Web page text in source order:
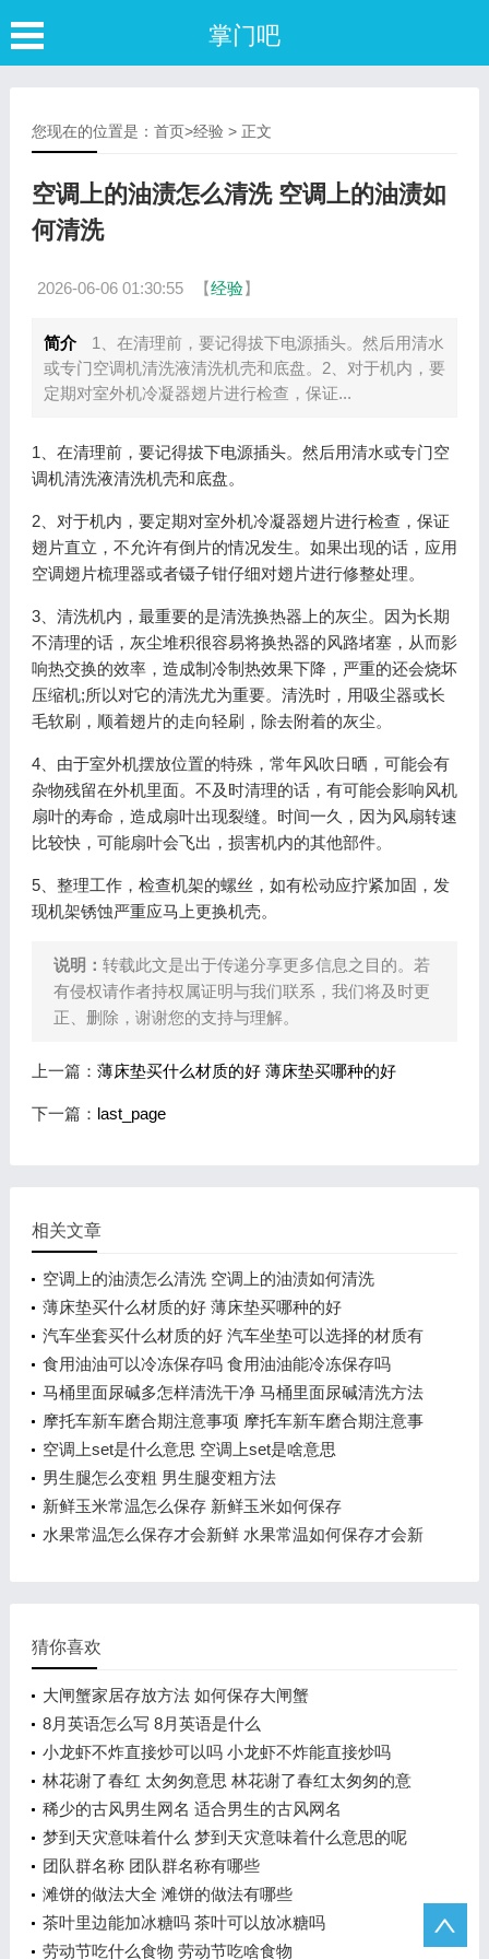
掌门吧
您现在的位置是： 首页>经验> 正文
空调上的油渍怎么清洗 空调上的油渍如
何清洗
2026-06-06 01:30:55 【经验】
简介
1、在清理前，要记得拔下电源插头。然后用清水
或专门空调机清洗液清洗机壳和底盘。2、对于机内，要
定期对室外机冷凝器翅片进行检查，保证...
1、在清理前，要记得拔下电源插头。然后用清水或专门空
调机清洗液清洗机壳和底盘。
2、对于机内，要定期对室外机冷凝器翅片进行检查，保证
翅片直立，不允许有倒片的情况发生。如果出现的话，应用
空调翅片梳理器或者镊子钳仔细对翅片进行修整处理。
3、清洗机内，最重要的是清洗换热器上的灰尘。因为长期
不清理的话，灰尘堆积很容易将换热器的风路堵塞，从而影
响热交换的效率，造成制冷制热效果下降，严重的还会烧坏
压缩机;所以对它的清洗尤为重要。清洗时，用吸尘器或长
毛软刷，顺着翅片的走向轻刷，除去附着的灰尘。
4、由于室外机摆放位置的特殊，常年风吹日晒，可能会有
杂物残留在外机里面。不及时清理的话，有可能会影响风机
扇叶的寿命，造成扇叶出现裂缝。时间一久，因为风扇转速
比较快，可能扇叶会飞出，损害机内的其他部件。
5、整理工作，检查机架的螺丝，如有松动应拧紧加固，发
现机架锈蚀严重应马上更换机壳。
说明： 转载此文是出于传递分享更多信息之目的。若
有侵权请作者持权属证明与我们联系，我们将及时更
正、删除，谢谢您的支持与理解。
上一篇： 薄床垫买什么材质的好 薄床垫买哪种的好
下一篇： last_page
相关文章
空调上的油渍怎么清洗 空调上的油渍如何清洗
薄床垫买什么材质的好 薄床垫买哪种的好
汽车坐套买什么材质的好 汽车坐垫可以选择的材质有
哪些
食用油油可以冷冻保存吗 食用油油能冷冻保存吗
马桶里面尿碱多怎样清洗干净 马桶里面尿碱清洗方法
摩托车新车磨合期注意事项 摩托车新车磨合期注意事
项有哪些
空调上set是什么意思 空调上set是啥意思
男生腿怎么变粗 男生腿变粗方法
新鲜玉米常温怎么保存 新鲜玉米如何保存
水果常温怎么保存才会新鲜 水果常温如何保存才会新
猜你喜欢
大闸蟹家居存放方法 如何保存大闸蟹
8月英语怎么写 8月英语是什么
小龙虾不炸直接炒可以吗 小龙虾不炸能直接炒吗
林花谢了春红 太匆匆意思 林花谢了春红太匆匆的意
思是什么
稀少的古风男生网名 适合男生的古风网名
梦到天灾意味着什么 梦到天灾意味着什么意思的呢
团队群名称 团队群名称有哪些
滩饼的做法大全 滩饼的做法有哪些
茶叶里边能加冰糖吗 茶叶可以放冰糖吗
劳动节吃什么食物 劳动节吃啥食物